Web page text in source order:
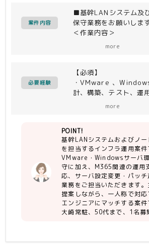
案件内容
■基幹LANシステム及
保守業務をお願いしま
＜作業内容＞
に作業いていただきます
・ノートPC運用作業
顧客に貸与しているノ
ップ支援、ハードウェ
等）、m-FILTER の運
応
・サーバ運用作業（障
更、アップデート、パ
告書作成対応など）
OS：VMware、
機能：ActiveDirectory
ァイルサーバ、Entra
Veeem Backup &
more
必要経験
【必須】
・VMware 、
計、構築、テスト、運
【尚可】
・M365の主要のみなら
ス知識を有する
・Entra ID、Intuneの
と
・WidowsServerの基
試験までの経験を有す
力
more
POINT!
基幹LANシステムおよびノー
を担当するインフラ運用案件
VMware・Windowsサーバ
守に加え、M365関連の運用
応、サーバ設定変更・パッ
業務をご担当いただきます。
提案しながら、一人称で対
エンジニアにマッチする案件
大崎常駐、50代まで、1名募